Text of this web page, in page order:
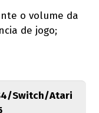
o volume da
de jogo;
Switch/Atari